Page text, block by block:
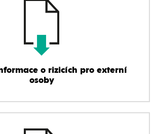
o rizicích pro externí
osoby